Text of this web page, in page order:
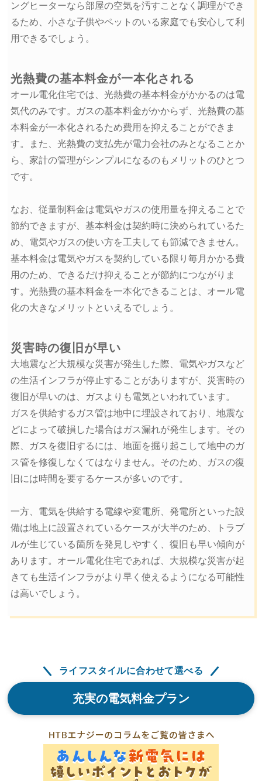
ングヒーターなら部屋の空気を汚すことなく調理ができ
るため、小さな子供やペットのいる家庭でも安心して利
用できるでしょう。
光熱費の基本料金が一本化される
オール電化住宅では、光熱費の基本料金がかかるのは電
気代のみです。ガスの基本料金がかからず、光熱費の基
本料金が一本化されるため費用を抑えることができま
す。また、光熱費の支払先が電力会社のみとなることか
ら、家計の管理がシンプルになるのもメリットのひとつ
です。
なお、従量制料金は電気やガスの使用量を抑えることで
節約できますが、基本料金は契約時に決められているた
め、電気やガスの使い方を工夫しても節減できません。
基本料金は電気やガスを契約している限り毎月かかる費
用のため、できるだけ抑えることが節約につながりま
す。光熱費の基本料金を一本化できることは、オール電
化の大きなメリットといえるでしょう。
災害時の復旧が早い
大地震など大規模な災害が発生した際、電気やガスなど
の生活インフラが停止することがありますが、災害時の
復旧が早いのは、ガスよりも電気といわれています。
ガスを供給するガス管は地中に埋設されており、地震な
どによって破損した場合はガス漏れが発生します。その
際、ガスを復旧するには、地面を掘り起こして地中のガ
ス管を修復しなくてはなりません。そのため、ガスの復
旧には時間を要するケースが多いのです。
一方、電気を供給する電線や変電所、発電所といった設
備は地上に設置されているケースが大半のため、トラブ
ルが生じている箇所を発見しやすく、復旧も早い傾向が
あります。オール電化住宅であれば、大規模な災害が起
きても生活インフラがより早く使えるようになる可能性
は高いでしょう。
ライフスタイルに合わせて選べる
充実の電気料金プラン